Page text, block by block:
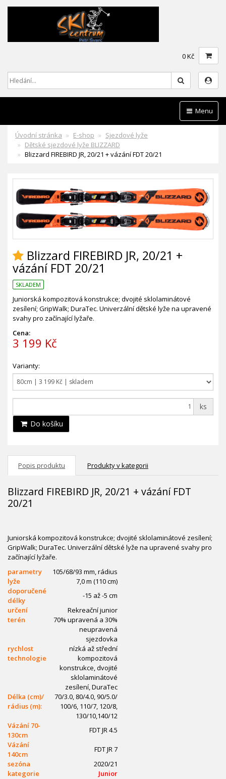
0 Kč
Menu
Úvodní stránka E-shop
Sjezdové lyže
Dětské sjezdové lyže BLIZZARD
Blizzard FIREBIRD JR, 20/21 + vázání FDT 20/21
Blizzard FIREBIRD JR, 20/21 +
vázání FDT 20/21
SKLADEM
Juniorská kompozitová konstrukce; dvojité sklolaminátové
zesílení; GripWalk; DuraTec. Univerzální dětské lyže na upravené
svahy pro začínající lyžaře.
Cena:
3 199 Kč
Varianty:
ks
Do košíku
Popis produktu Produkty v kategorii
Blizzard FIREBIRD JR, 20/21 + vázání FDT
20/21
Juniorská kompozitová konstrukce; dvojité sklolaminátové zesílení;
GripWalk; DuraTec. Univerzální dětské lyže na upravené svahy pro
začínající lyžaře.
parametry
lyže
105/68/93 mm, rádius
7,0 m (110 cm)
doporučené
délky
-15 až -5 cm
určení
Rekreační junior
terén
70% upravená a 30%
neupravená
sjezdovka
rychlost
nízká až střední
technologie
kompozitová
konstrukce, dvojité
sklolaminátové
zesílení, DuraTec
Délka (cm)/
rádius (m):
70/3.0, 80/4.0, 90/5.0/
100/6, 110/7, 120/8,
130/10,140/12
Vázání 70-
130cm
FDT JR 4.5
Vázání
140cm
FDT JR 7
sezóna
2020/21
kategorie
Junior